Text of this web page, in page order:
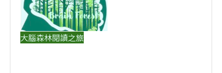
大腦森林閱讀之旅